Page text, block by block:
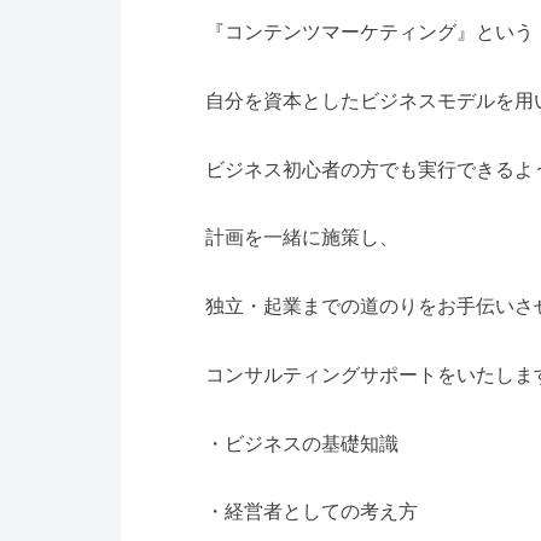
『コンテンツマーケティング』という
自分を資本としたビジネスモデルを用
ビジネス初心者の方でも実行できるよ
計画を一緒に施策し、
独立・起業までの道のりをお手伝いさ
コンサルティングサポートをいたしま
・ビジネスの基礎知識
・経営者としての考え方